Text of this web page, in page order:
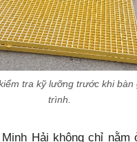
tra kỹ lưỡng trước khi bàn
trình.
Hải không chỉ nằm